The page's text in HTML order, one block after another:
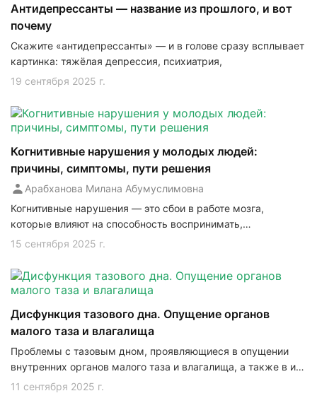
Антидепрессанты — название из прошлого, и вот
почему
Скажите «антидепрессанты» — и в голове сразу всплывает
картинка: тяжёлая депрессия, психиатрия,
19 сентября 2025 г.
Когнитивные нарушения у молодых людей:
причины, симптомы, пути решения
Арабханова Милана Абумуслимовна
Когнитивные нарушения — это сбои в работе мозга,
которые влияют на способность воспринимать,
обрабатывать информацию, запоминать новое и
15 сентября 2025 г.
Дисфункция тазового дна. Опущение органов
малого таза и влагалища
Проблемы с тазовым дном, проявляющиеся в опущении
внутренних органов малого таза и влагалища, а также в их
деформации и увеличении – довольно распространенное
11 сентября 2025 г.